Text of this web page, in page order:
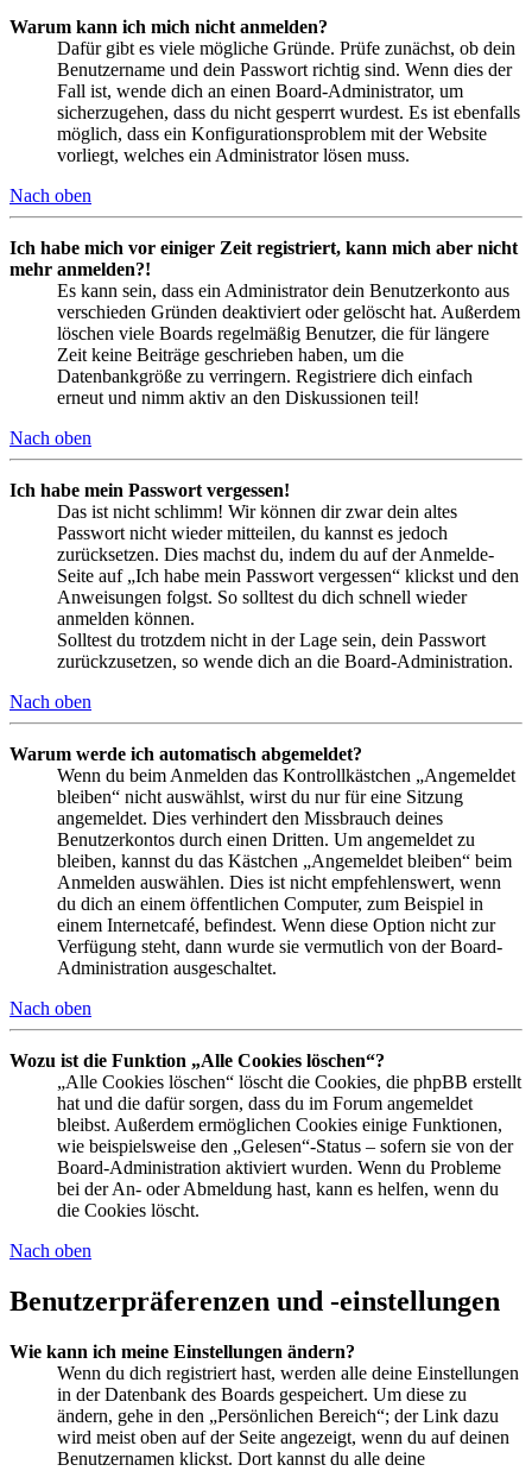
Warum kann ich mich nicht anmelden?
Dafür gibt es viele mögliche Gründe. Prüfe zunächst, ob dein
Benutzername und dein Passwort richtig sind. Wenn dies der
Fall ist, wende dich an einen Board-Administrator, um
sicherzugehen, dass du nicht gesperrt wurdest. Es ist ebenfalls
möglich, dass ein Konfigurationsproblem mit der Website
vorliegt, welches ein Administrator lösen muss.
Nach oben
Ich habe mich vor einiger Zeit registriert, kann mich aber nicht
mehr anmelden?!
Es kann sein, dass ein Administrator dein Benutzerkonto aus
verschieden Gründen deaktiviert oder gelöscht hat. Außerdem
löschen viele Boards regelmäßig Benutzer, die für längere
Zeit keine Beiträge geschrieben haben, um die
Datenbankgröße zu verringern. Registriere dich einfach
erneut und nimm aktiv an den Diskussionen teil!
Nach oben
Ich habe mein Passwort vergessen!
Das ist nicht schlimm! Wir können dir zwar dein altes
Passwort nicht wieder mitteilen, du kannst es jedoch
zurücksetzen. Dies machst du, indem du auf der Anmelde-
Seite auf „Ich habe mein Passwort vergessen“ klickst und den
Anweisungen folgst. So solltest du dich schnell wieder
anmelden können.
Solltest du trotzdem nicht in der Lage sein, dein Passwort
zurückzusetzen, so wende dich an die Board-Administration.
Nach oben
Warum werde ich automatisch abgemeldet?
Wenn du beim Anmelden das Kontrollkästchen „Angemeldet
bleiben“ nicht auswählst, wirst du nur für eine Sitzung
angemeldet. Dies verhindert den Missbrauch deines
Benutzerkontos durch einen Dritten. Um angemeldet zu
bleiben, kannst du das Kästchen „Angemeldet bleiben“ beim
Anmelden auswählen. Dies ist nicht empfehlenswert, wenn
du dich an einem öffentlichen Computer, zum Beispiel in
einem Internetcafé, befindest. Wenn diese Option nicht zur
Verfügung steht, dann wurde sie vermutlich von der Board-
Administration ausgeschaltet.
Nach oben
Wozu ist die Funktion „Alle Cookies löschen“?
„Alle Cookies löschen“ löscht die Cookies, die phpBB erstellt
hat und die dafür sorgen, dass du im Forum angemeldet
bleibst. Außerdem ermöglichen Cookies einige Funktionen,
wie beispielsweise den „Gelesen“-Status – sofern sie von der
Board-Administration aktiviert wurden. Wenn du Probleme
bei der An- oder Abmeldung hast, kann es helfen, wenn du
die Cookies löscht.
Nach oben
Benutzerpräferenzen und -einstellungen
Wie kann ich meine Einstellungen ändern?
Wenn du dich registriert hast, werden alle deine Einstellungen
in der Datenbank des Boards gespeichert. Um diese zu
ändern, gehe in den „Persönlichen Bereich“; der Link dazu
wird meist oben auf der Seite angezeigt, wenn du auf deinen
Benutzernamen klickst. Dort kannst du alle deine